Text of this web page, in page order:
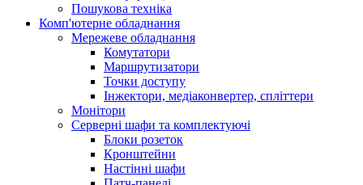
Пошукова техніка
Комп'ютерне обладнання
Мережеве обладнання
Комутатори
Маршрутизатори
Точки доступу
Інжектори, медіаконвертер, спліттери
Монітори
Серверні шафи та комплектуючі
Блоки розеток
Кронштейни
Настінні шафи